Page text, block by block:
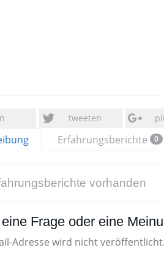
tweeten
Erfahrungsberichte 0
vorhanden
Frage oder eine
Adresse wird nicht